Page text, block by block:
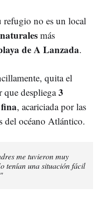
refugio no es un local
más
de A Lanzada.
quita el
que despliega3
, acariciada por las
del océano Atlántico.
me tuvieron muy
tenían una situación fácil